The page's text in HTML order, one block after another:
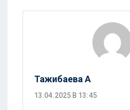
Тажибаева А
13.04.2025 В 13:45